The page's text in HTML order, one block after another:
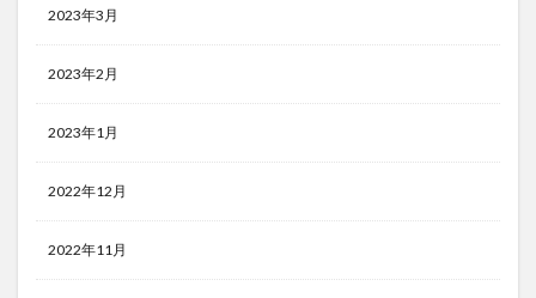
2023年3月
2023年2月
2023年1月
2022年12月
2022年11月